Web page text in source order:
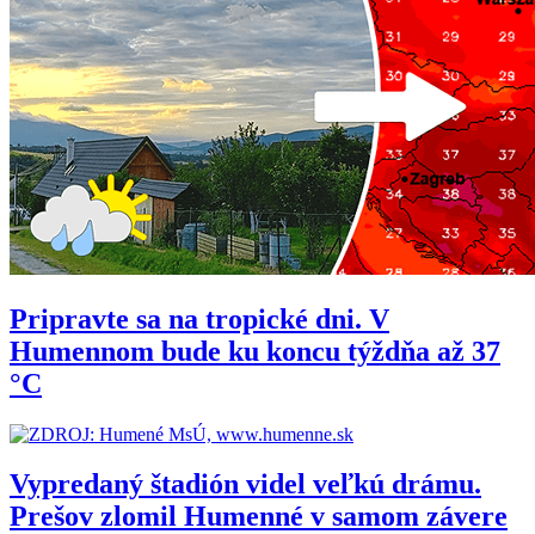
Pripravte sa na tropické dni. V
Humennom bude ku koncu týždňa až 37
°C
Vypredaný štadión videl veľkú drámu.
Prešov zlomil Humenné v samom závere